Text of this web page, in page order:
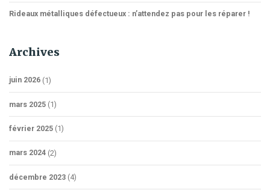
Rideaux métalliques défectueux : n’attendez pas pour les réparer !
Archives
juin 2026 (1)
mars 2025 (1)
février 2025 (1)
mars 2024 (2)
décembre 2023 (4)